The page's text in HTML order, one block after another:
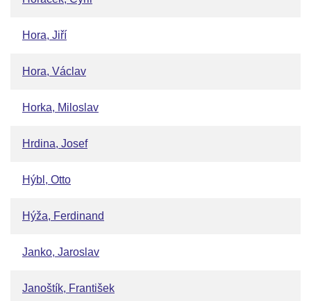
Hora, Jiří
Hora, Václav
Horka, Miloslav
Hrdina, Josef
Hýbl, Otto
Hýža, Ferdinand
Janko, Jaroslav
Janoštík, František